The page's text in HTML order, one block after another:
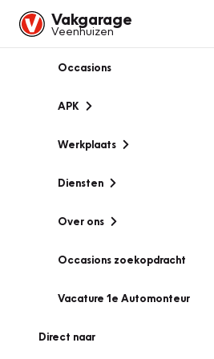
Vakgarage
Veenhuizen
Occasions
APK
Werkplaats
Diensten
Over ons
Occasions zoekopdracht
Vacature 1e Automonteur
Direct naar